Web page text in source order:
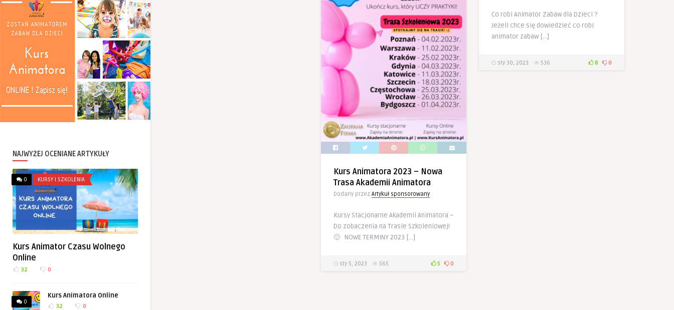
NAJWYŻEJ OCENIANE ARTYKUŁY
0 KURSY I SZKOLENIA
Kurs Animator Czasu Wolnego
Online
32 0
0
Kurs Animatora Online
32 0
Co robi Animator Zabaw dla Dzieci ?
Jeżeli chce się dowiedzieć co robi
animator zabaw […]
sty 30, 2023 536 8 0
Kurs Animatora 2023 – Nowa
Trasa Akademii Animatora
Dodany przez Artykuł sponsorowany
Kursy Stacjonarne Akademii Animatora –
Do zobaczenia na Trasie Szkoleniowej!
🙂 NOWE TERMINY 2023 […]
sty 5, 2023 565 5 0